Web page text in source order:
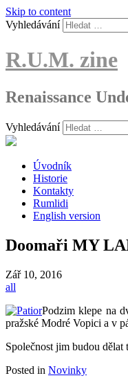
Skip to content
Vyhledávání
R.U.M. zine
Renaissance
Vyhledávání
Úvodník
Historie
Kontakty
Rumlidi
English version
Doomaři MY
Zář 10, 2016
all
Podzim klepe na
pražské Modré Vopici a v
Společnost jim budou
Posted in Novinky